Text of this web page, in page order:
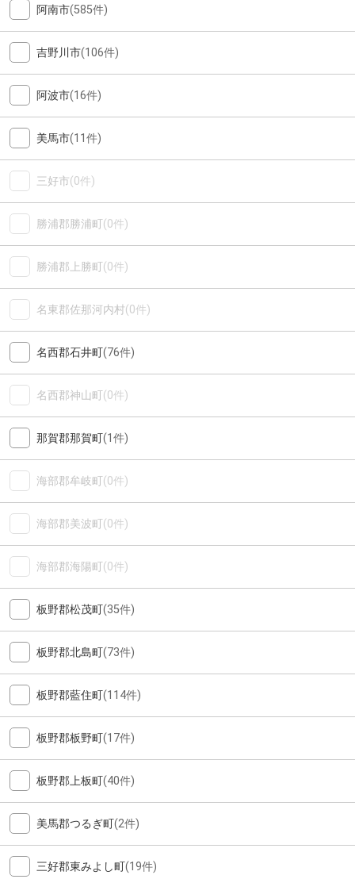
阿南市(585件)
吉野川市(106件)
阿波市(16件)
美馬市(11件)
三好市(0件)
勝浦郡勝浦町(0件)
勝浦郡上勝町(0件)
名東郡佐那河内村(0件)
名西郡石井町(76件)
名西郡神山町(0件)
那賀郡那賀町(1件)
海部郡牟岐町(0件)
海部郡美波町(0件)
海部郡海陽町(0件)
板野郡松茂町(35件)
板野郡北島町(73件)
板野郡藍住町(114件)
板野郡板野町(17件)
板野郡上板町(40件)
美馬郡つるぎ町(2件)
三好郡東みよし町(19件)